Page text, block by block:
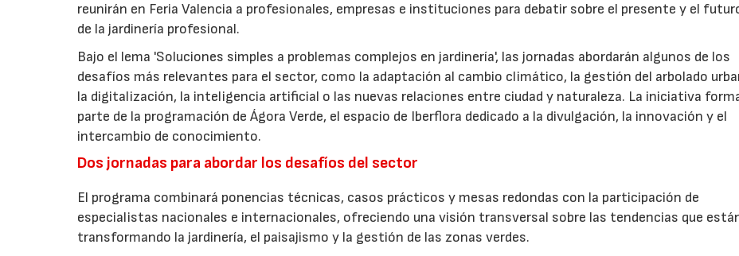
reunirán en Feria Valencia a profesionales, empresas e instituciones para debatir sobre el presente y el
de la jardinería profesional.
Bajo el lema 'Soluciones simples a problemas complejos en jardinería', las jornadas abordarán algunos de los
desafíos más relevantes para el sector, como la adaptación al cambio climático, la gestión del arbolado
la digitalización, la inteligencia artificial o las nuevas relaciones entre ciudad y naturaleza. La iniciativa
parte de la programación de Ágora Verde, el espacio de Iberflora dedicado a la divulgación, la innovación y el
intercambio de conocimiento.
Dos jornadas para abordar los desafíos del sector
El programa combinará ponencias técnicas, casos prácticos y mesas redondas con la participación de
especialistas nacionales e internacionales, ofreciendo una visión transversal sobre las tendencias que
transformando la jardinería, el paisajismo y la gestión de las zonas verdes.